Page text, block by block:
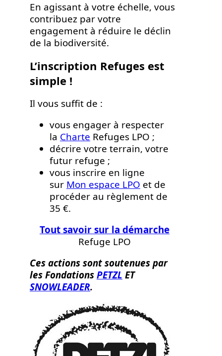
En agissant à votre échelle, vous
contribuez par votre
engagement à réduire le déclin
de la biodiversité.
L’inscription Refuges est
simple !
Il vous suffit de :
vous engager à respecter
la Charte Refuges LPO ;
décrire votre terrain, votre
futur refuge ;
vous inscrire en ligne
sur Mon espace LPO et de
procéder au règlement de
35 €.
Tout savoir sur la démarche
Refuge LPO
Ces actions sont soutenues par
les FondationsPETZL ET
SNOWLEADER.